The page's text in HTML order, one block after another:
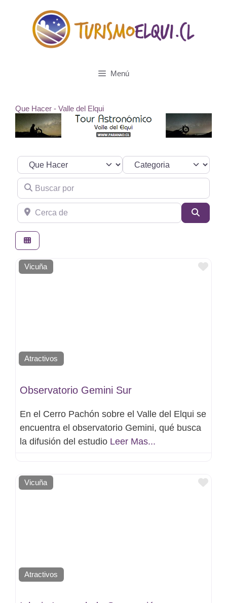
contenido
Menú
Que Hacer - Valle del Elqui
Seleccionar el formulario de búsqueda
Categoria
Buscar por
Cerca de
Vicuña
Atractivos
Observatorio Gemini Sur
En el Cerro Pachón sobre el Valle del Elqui se
encuentra el observatorio Gemini, qué busca
la difusión del estudio Leer Mas...
Vicuña
Atractivos